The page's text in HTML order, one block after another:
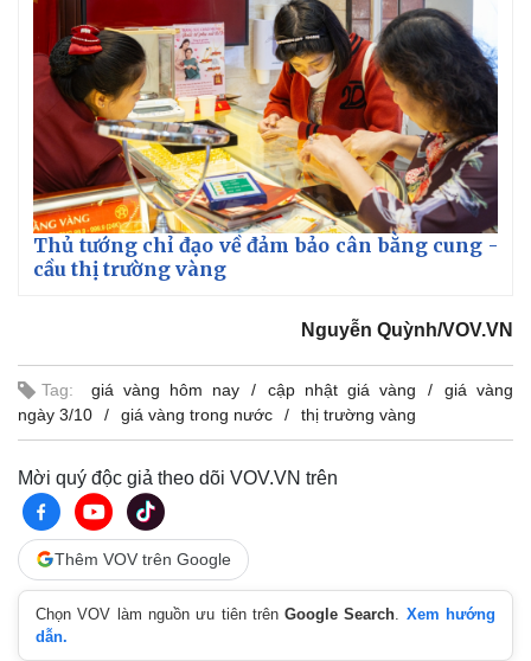
Bất động sản
Khởi nghiệp
Thị trường
Giá vàng
Tiêu dùng
Tỷ giá
Chứng khoán
Giá cà phê
Thủ tướng chỉ đạo về đảm bảo cân bằng cung -
cầu thị trường vàng
Nguyễn Quỳnh/VOV.VN
Tag: giá vàng hôm nay cập nhật giá vàng
giá vàng
ngày 3/10
giá vàng trong nước thị trường vàng
Mời quý độc giả theo dõi VOV.VN trên
Thêm VOV trên Google
Chọn VOV làm nguồn ưu tiên trênGoogle Search
Xem hướng
dẫn.